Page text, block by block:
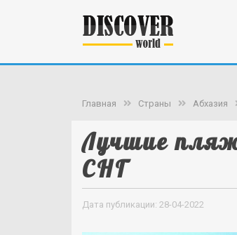
Главная Страны Абхазия
Лучшие
СНГ
Дата публикации: 28-04-2022